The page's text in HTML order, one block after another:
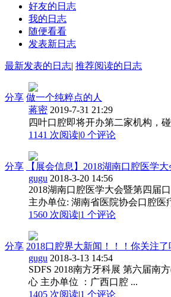
好友的日志
我的日志
随便看看
发表新日志
最新发表的日志| 推荐阅读的日志
分享 做一个纯粹点的人
蒋密 2019-7-31 21:29
四叶口腔即将开办第二家机构，
1141 次阅读|0 个评论
分享
【展会信息】2018湖南口腔医学
gugu 2018-3-20 14:56
2018湖南口腔医学大会暨第四届
主办单位: 湖南省医院协会口腔
1560 次阅读|1 个评论
分享 2018口腔界大新闻！！！你关注了
gugu 2018-3-13 14:54
SDFS 2018南方牙科展 第六届南
心 主办单位 ：广西口腔 ...
1405 次阅读|1 个评论